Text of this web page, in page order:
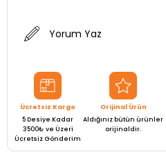
Yorum Yaz
Ücretsiz Kargo
5 Desiye Kadar
3500₺ ve Üzeri
Ücretsiz Gönderim
Orijinal Ürün
Aldığınız bütün ürünler
orijinaldir.